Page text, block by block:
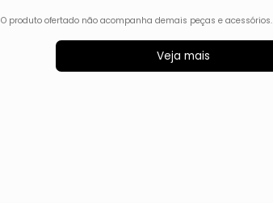
O produto ofertado não acompanha demais peças e acessórios.
Veja mais